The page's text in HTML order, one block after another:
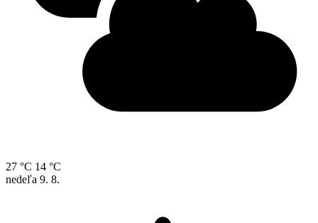
27 °C 14 °C
nedeľa 9. 8.